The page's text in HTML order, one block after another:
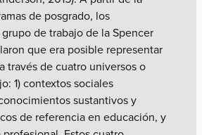
de posgrado, los
de trabajo de la Spencer
que era posible representar
través de cuatro universos o
1) contextos sociales
sustantivos y
de referencia en educación, y